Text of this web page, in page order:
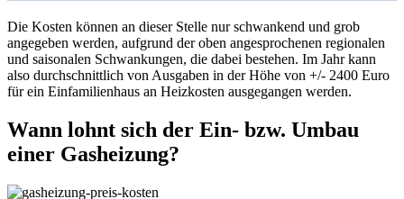
Die Kosten können an dieser Stelle nur schwankend und grob
angegeben werden, aufgrund der oben angesprochenen regionalen
und saisonalen Schwankungen, die dabei bestehen. Im Jahr kann
also durchschnittlich von Ausgaben in der Höhe von +/- 2400 Euro
für ein Einfamilienhaus an Heizkosten ausgegangen werden.
Wann lohnt sich der Ein- bzw. Umbau
einer Gasheizung?